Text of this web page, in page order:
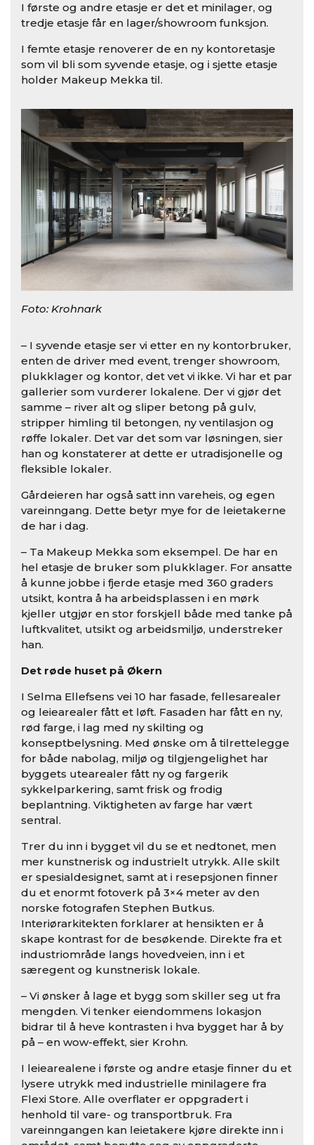
I første og andre etasje er det et minilager, og
tredje etasje får en lager/showroom funksjon.
I femte etasje renoverer de en ny kontoretasje
som vil bli som syvende etasje, og i sjette etasje
holder Makeup Mekka til.
Foto: Krohnark
– I syvende etasje ser vi etter en ny kontorbruker,
enten de driver med event, trenger showroom,
plukklager og kontor, det vet vi ikke. Vi har et par
gallerier som vurderer lokalene. Der vi gjør det
samme – river alt og sliper betong på gulv,
stripper himling til betongen, ny ventilasjon og
røffe lokaler. Det var det som var løsningen, sier
han og konstaterer at dette er utradisjonelle og
fleksible lokaler.
Gårdeieren har også satt inn vareheis, og egen
vareinngang. Dette betyr mye for de leietakerne
de har i dag.
– Ta Makeup Mekka som eksempel. De har en
hel etasje de bruker som plukklager. For ansatte
å kunne jobbe i fjerde etasje med 360 graders
utsikt, kontra å ha arbeidsplassen i en mørk
kjeller utgjør en stor forskjell både med tanke på
luftkvalitet, utsikt og arbeidsmiljø, understreker
han.
Det røde huset på Økern
I Selma Ellefsens vei 10 har fasade, fellesarealer
og leiearealer fått et løft. Fasaden har fått en ny,
rød farge, i lag med ny skilting og
konseptbelysning. Med ønske om å tilrettelegge
for både nabolag, miljø og tilgjengelighet har
byggets utearealer fått ny og fargerik
sykkelparkering, samt frisk og frodig
beplantning. Viktigheten av farge har vært
sentral.
Trer du inn i bygget vil du se et nedtonet, men
mer kunstnerisk og industrielt utrykk. Alle skilt
er spesialdesignet, samt at i resepsjonen finner
du et enormt fotoverk på 3×4 meter av den
norske fotografen Stephen Butkus.
Interiørarkitekten forklarer at hensikten er å
skape kontrast for de besøkende. Direkte fra et
industriområde langs hovedveien, inn i et
særegent og kunstnerisk lokale.
– Vi ønsker å lage et bygg som skiller seg ut fra
mengden. Vi tenker eiendommens lokasjon
bidrar til å heve kontrasten i hva bygget har å by
på – en wow-effekt, sier Krohn.
I leiearealene i første og andre etasje finner du et
lysere utrykk med industrielle minilagere fra
Flexi Store. Alle overflater er oppgradert i
henhold til vare- og transportbruk. Fra
vareinngangen kan leietakere kjøre direkte inn i